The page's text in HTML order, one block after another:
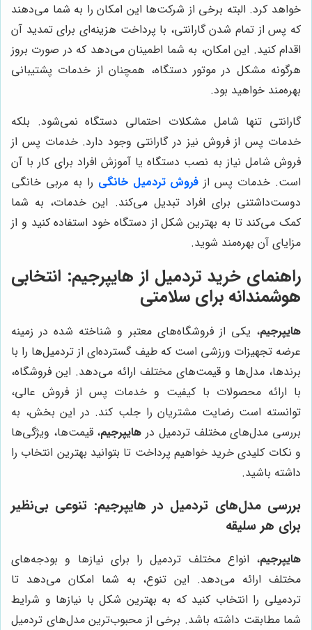
خواهد کرد. البته برخی از شرکت‌ها این امکان را به شما می‌دهند
که پس از تمام شدن گارانتی، با پرداخت هزینه‌ای برای تمدید آن
اقدام کنید. این امکان، به شما اطمینان می‌دهد که در صورت بروز
هرگونه مشکل در موتور دستگاه، همچنان از خدمات پشتیبانی
بهره‌مند خواهید بود.
گارانتی تنها شامل مشکلات احتمالی دستگاه نمی‌شود. بلکه
خدمات پس از فروش نیز در گارانتی وجود دارد. خدمات پس از
فروش شامل نیاز به نصب دستگاه یا آموزش افراد برای کار با آن
است. خدمات پس از فروش تردمیل خانگی را به مربی خانگی
دوست‌داشتنی برای افراد تبدیل می‌کند. این خدمات، به شما
کمک می‌کند تا به بهترین شکل از دستگاه خود استفاده کنید و از
مزایای آن بهره‌مند شوید.
راهنمای خرید تردمیل از هایپرجیم: انتخابی
هوشمندانه برای سلامتی
هایپرجیم، یکی از فروشگاه‌های معتبر و شناخته شده در زمینه
عرضه تجهیزات ورزشی است که طیف گسترده‌ای از تردمیل‌ها را با
برندها، مدل‌ها و قیمت‌های مختلف ارائه می‌دهد. این فروشگاه،
با ارائه محصولات با کیفیت و خدمات پس از فروش عالی،
توانسته است رضایت مشتریان را جلب کند. در این بخش، به
بررسی مدل‌های مختلف تردمیل در هایپرجیم، قیمت‌ها، ویژگی‌ها
و نکات کلیدی خرید خواهیم پرداخت تا بتوانید بهترین انتخاب را
داشته باشید.
بررسی مدل‌های تردمیل در هایپرجیم: تنوعی بی‌نظیر
برای هر سلیقه
هایپرجیم، انواع مختلف تردمیل را برای نیازها و بودجه‌های
مختلف ارائه می‌دهد. این تنوع، به شما امکان می‌دهد تا
تردمیلی را انتخاب کنید که به بهترین شکل با نیازها و شرایط
شما مطابقت داشته باشد. برخی از محبوب‌ترین مدل‌های تردمیل